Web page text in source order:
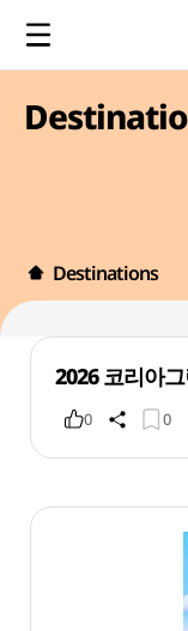
Destinations
2026 코리아
0 0